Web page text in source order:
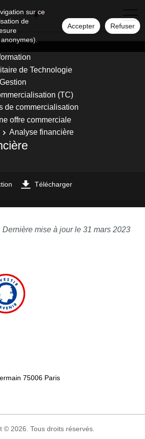
sur ce
de
Accepter Refuser
de Technologie
(TC)
de commercialisation
offre commerciale
Analyse financière
Télécharger
Dernière mise à jour le 31 mars 2023
75006 Paris
© 2026. Tous droits réservés.